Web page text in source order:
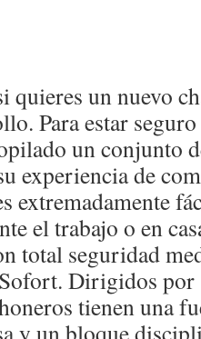
quieres un nuevo
Para estar
un conjunto
experiencia de
extremadamente
el trabajo o en
total seguridad
Dirigidos
tienen una
y un bloque